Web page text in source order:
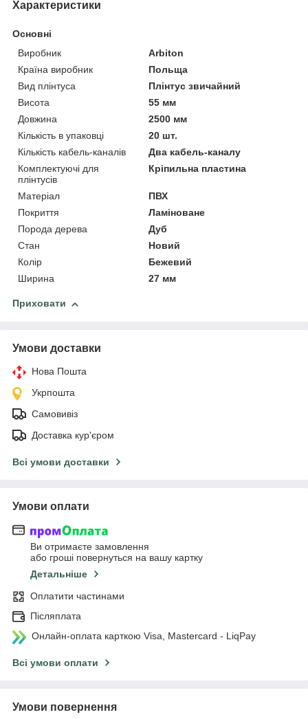
Характеристики
Основні
Виробник
Arbiton
Країна виробник
Польща
Вид плінтуса
Плінтус звичайний
Висота
55 мм
Довжина
2500 мм
Кількість в упаковці
20 шт.
Кількість кабель-каналів
Два кабель-каналу
Комплектуючі для
плінтусів
Кріпильна пластина
Матеріал
ПВХ
Покриття
Ламіноване
Порода дерева
Дуб
Стан
Новий
Колір
Бежевий
Ширина
27 мм
Приховати
Умови доставки
Нова Пошта
Укрпошта
Самовивіз
Доставка кур'єром
Всі умови доставки
Умови оплати
Ви отримаєте замовлення
або гроші повернуться на вашу картку
Детальніше
Оплатити частинами
Післяплата
Онлайн-оплата карткою Visa, Mastercard - LiqPay
Всі умови оплати
Умови повернення